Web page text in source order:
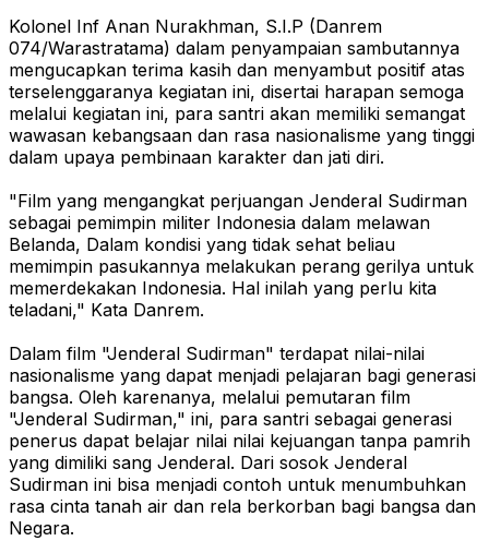
Kolonel Inf Anan Nurakhman, S.I.P (Danrem
074/Warastratama) dalam penyampaian sambutannya
mengucapkan terima kasih dan menyambut positif atas
terselenggaranya kegiatan ini, disertai harapan semoga
melalui kegiatan ini, para santri akan memiliki semangat
wawasan kebangsaan dan rasa nasionalisme yang tinggi
dalam upaya pembinaan karakter dan jati diri.
"Film yang mengangkat perjuangan Jenderal Sudirman
sebagai pemimpin militer Indonesia dalam melawan
Belanda, Dalam kondisi yang tidak sehat beliau
memimpin pasukannya melakukan perang gerilya untuk
memerdekakan Indonesia. Hal inilah yang perlu kita
teladani," Kata Danrem.
Dalam film "Jenderal Sudirman" terdapat nilai-nilai
nasionalisme yang dapat menjadi pelajaran bagi generasi
bangsa. Oleh karenanya, melalui pemutaran film
"Jenderal Sudirman," ini, para santri sebagai generasi
penerus dapat belajar nilai nilai kejuangan tanpa pamrih
yang dimiliki sang Jenderal. Dari sosok Jenderal
Sudirman ini bisa menjadi contoh untuk menumbuhkan
rasa cinta tanah air dan rela berkorban bagi bangsa dan
Negara.